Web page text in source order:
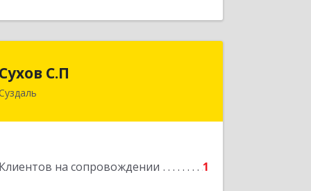
Сухов С.П
Клиентов на сопровождении 1